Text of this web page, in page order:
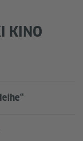
KINO